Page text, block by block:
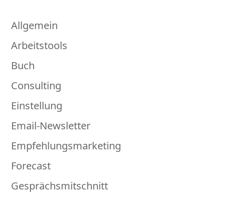
Allgemein
Arbeitstools
Buch
Consulting
Einstellung
Email-Newsletter
Empfehlungsmarketing
Forecast
Gesprächsmitschnitt